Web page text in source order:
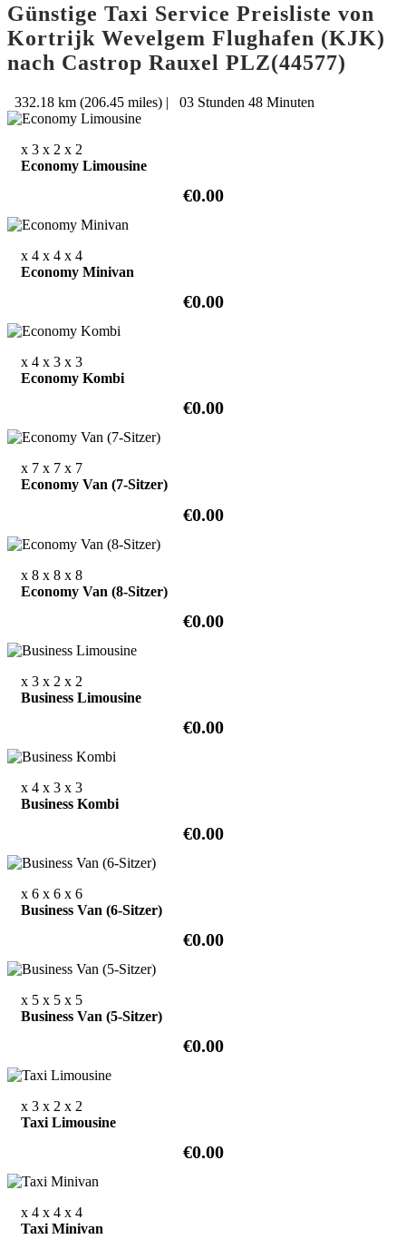
Günstige Taxi Service Preisliste von
Kortrijk Wevelgem Flughafen (KJK)
nach Castrop Rauxel PLZ(44577)
332.18 km (206.45 miles) | 03 Stunden 48 Minuten
x 3 x 2 x 2
Economy Limousine
€0.00
x 4 x 4 x 4
Economy Minivan
€0.00
x 4 x 3 x 3
Economy Kombi
€0.00
x 7 x 7 x 7
Economy Van (7-Sitzer)
€0.00
x 8 x 8 x 8
Economy Van (8-Sitzer)
€0.00
x 3 x 2 x 2
Business Limousine
€0.00
x 4 x 3 x 3
Business Kombi
€0.00
x 6 x 6 x 6
Business Van (6-Sitzer)
€0.00
x 5 x 5 x 5
Business Van (5-Sitzer)
€0.00
x 3 x 2 x 2
Taxi Limousine
€0.00
x 4 x 4 x 4
Taxi Minivan